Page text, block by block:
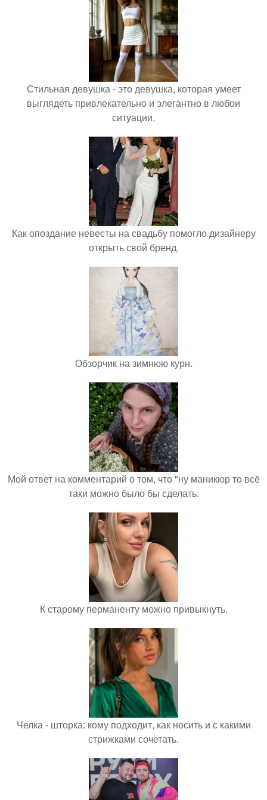
Стильная девушка - это девушка, которая умеет
выглядеть привлекательно и элегантно в любои
ситуации.
Как опоздание невесты на свадьбу помогло дизайнеру
открыть свой бренд.
Обзорчик на зимнюю курн.
Мой ответ на комментарий о том, что "ну маникюр то всё
таки можно было бы сделать.
К старому перманенту можно привыкнуть.
Челка - шторка: кому подходит, как носить и с какими
стрижками сочетать.